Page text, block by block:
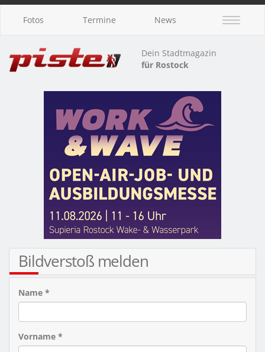
Fotos Termine News
Dein Stadtmagazin
für Rostock
Bildverstoß melden
Name *
Vorname *